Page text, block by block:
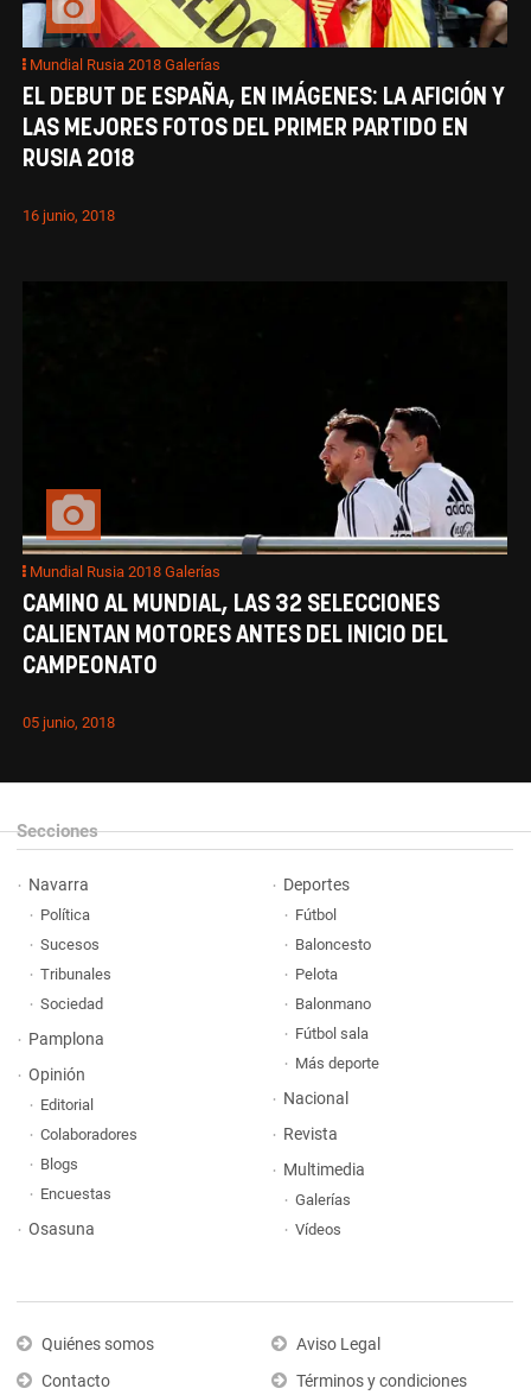
Mundial Rusia 2018 Galerías
EL DEBUT DE ESPAÑA, EN IMÁGENES: LA AFICIÓN Y
LAS MEJORES FOTOS DEL PRIMER PARTIDO EN
RUSIA 2018
16 junio, 2018
Mundial Rusia 2018 Galerías
CAMINO AL MUNDIAL, LAS 32 SELECCIONES
CALIENTAN MOTORES ANTES DEL INICIO DEL
CAMPEONATO
05 junio, 2018
Secciones
Navarra
Política
Sucesos
Tribunales
Sociedad
Pamplona
Opinión
Editorial
Colaboradores
Blogs
Encuestas
Osasuna
Deportes
Fútbol
Baloncesto
Pelota
Balonmano
Fútbol sala
Más deporte
Nacional
Revista
Multimedia
Galerías
Vídeos
Quiénes somos
Contacto
Aviso Legal
Términos y condiciones